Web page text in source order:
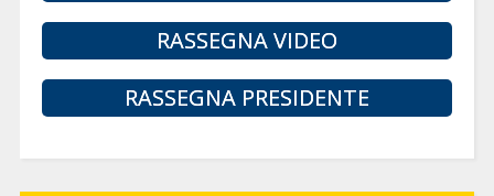
RASSEGNA VIDEO
RASSEGNA PRESIDENTE